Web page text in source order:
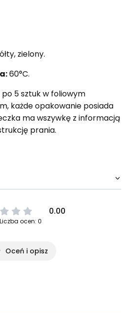
zielony.
60°C.
5 sztuk w foliowym
każde opakowanie posiada
ma wszywkę z informacją
prania.
0.00
Liczba ocen: 0
Oceń i opisz